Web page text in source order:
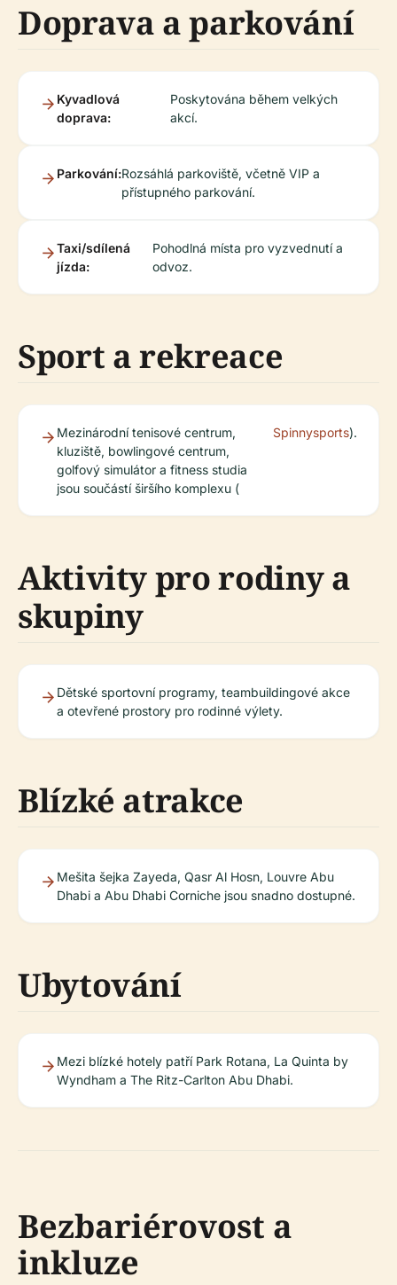
Doprava a parkování
Kyvadlová
doprava:
Poskytována během velkých
akcí.
Parkování:Rozsáhlá parkoviště, včetně VIP a
přístupného parkování.
Taxi/sdílená
jízda:
Pohodlná místa pro vyzvednutí a
odvoz.
Sport a rekreace
Mezinárodní tenisové centrum,
kluziště, bowlingové centrum,
golfový simulátor a fitness studia
jsou součástí širšího komplexu (
Spinnysports).
Aktivity pro rodiny a
skupiny
Dětské sportovní programy, teambuildingové akce
a otevřené prostory pro rodinné výlety.
Blízké atrakce
Mešita šejka Zayeda, Qasr Al Hosn, Louvre Abu
Dhabi a Abu Dhabi Corniche jsou snadno dostupné.
Ubytování
Mezi blízké hotely patří Park Rotana, La Quinta by
Wyndham a The Ritz-Carlton Abu Dhabi.
Bezbariérovost a
inkluze